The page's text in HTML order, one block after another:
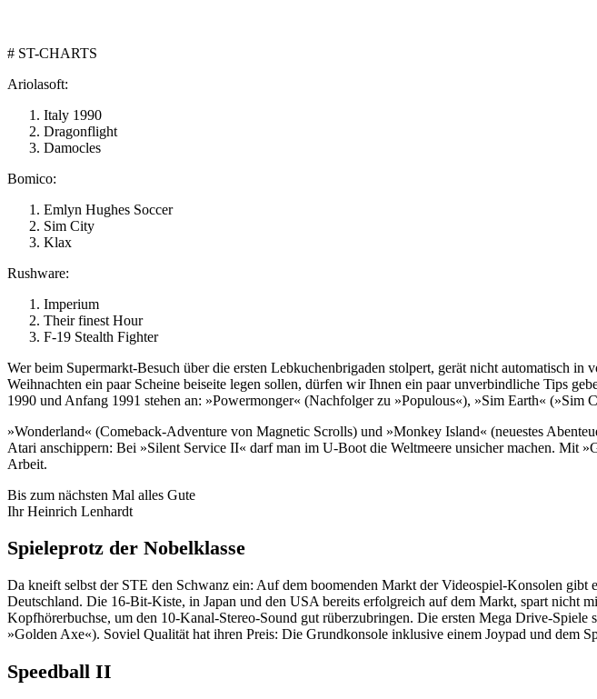
# ST-CHARTS
Ariolasoft:
Italy 1990
Dragonflight
Damocles
Bomico:
Emlyn Hughes Soccer
Sim City
Klax
Rushware:
Imperium
Their finest Hour
F-19 Stealth Fighter
Wer beim Supermarkt-Besuch über die ersten Lebkuchenbrigaden stolpert, gerät nicht automatisch
Weihnachten ein paar Scheine beiseite legen sollen, dürfen wir Ihnen ein paar unverbindliche Tips
1990 und Anfang 1991 stehen an: »Powermonger« (Nachfolger zu »Populous«), »Sim Earth« (»Sim
»Wonderland« (Comeback-Adventure von Magnetic Scrolls) und »Monkey Island« (neuestes
Atari anschippern: Bei »Silent Service II« darf man im U-Boot die Weltmeere unsicher machen. Mit
Arbeit.
Bis zum nächsten Mal alles Gute
Ihr Heinrich Lenhardt
Spieleprotz der Nobelklasse
Da kneift selbst der STE den Schwanz ein: Auf dem boomenden Markt der Videospiel-Konsolen
Deutschland. Die 16-Bit-Kiste, in Japan und den USA bereits erfolgreich auf dem Markt, spart nicht
Kopfhörerbuchse, um den 10-Kanal-Stereo-Sound gut rüberzubringen. Die ersten Mega Drive-
»Golden Axe«). Soviel Qualität hat ihren Preis: Die Grundkonsole inklusive einem Joypad und dem
Speedball II